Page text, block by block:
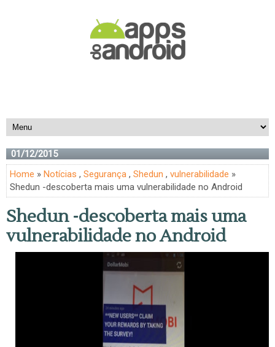
01/12/2015
Home » Notícias , Segurança , Shedun , vulnerabilidade »
Shedun -descoberta mais uma vulnerabilidade no Android
Shedun -descoberta mais uma
vulnerabilidade no Android